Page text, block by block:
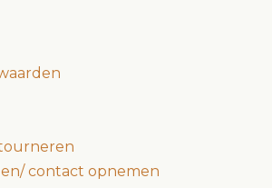
contact opnemen